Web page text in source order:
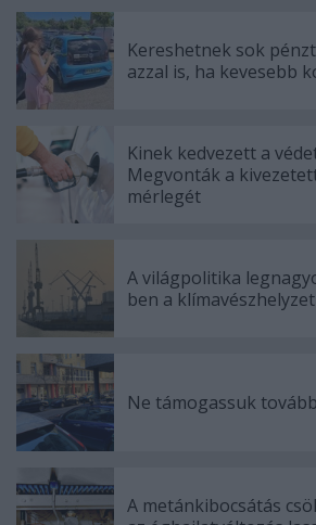
Kereshetnek sok
azzal is, ha kevesebb
Kinek kedvezett a
Megvonták a
mérlegét
A világpolitika
ben a
Ne támogassuk
A metánkibocsátás